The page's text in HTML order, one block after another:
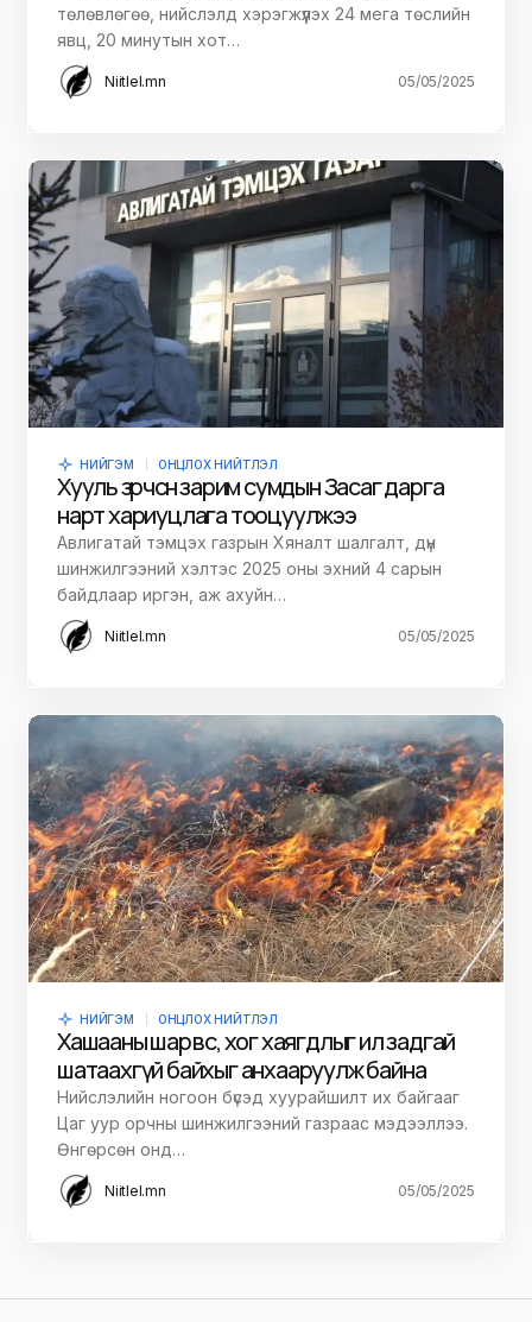
төлөвлөгөө, нийслэлд хэрэгжүүлэх 24 мега төслийн
явц, 20 минутын хот…
Niitlel.mn 05/05/2025
НИЙГЭМ ОНЦЛОХ НИЙТЛЭЛ
Хууль зөрчсөн зарим сумдын Засаг дарга
нарт хариуцлага тооцуулжээ
Авлигатай тэмцэх газрын Хяналт шалгалт, дүн
шинжилгээний хэлтэс 2025 оны эхний 4 сарын
байдлаар иргэн, аж ахуйн…
Niitlel.mn 05/05/2025
НИЙГЭМ ОНЦЛОХ НИЙТЛЭЛ
Хашааны шар өвс, хог хаягдлыг ил задгай
шатаахгүй байхыг анхааруулж байна
Нийслэлийн ногоон бүсэд хуурайшилт их байгааг
Цаг уур орчны шинжилгээний газраас мэдээллээ.
Өнгөрсөн онд…
Niitlel.mn 05/05/2025